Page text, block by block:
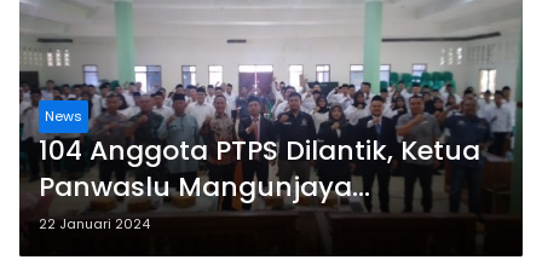
News
104 Anggota PTPS Dilantik, Ketua
Panwaslu Mangunjaya
Pangandaran Beri Pembekalan
22 Januari 2024